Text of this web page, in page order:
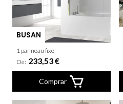
BUSAN
1 panneau fixe
De: 233,53 €
Comprar